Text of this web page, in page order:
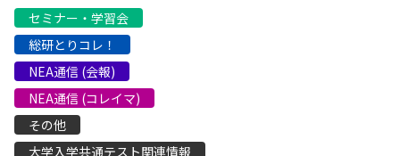
セミナー・学習会
総研とりコレ！
NEA通信 (会報)
NEA通信 (コレイマ)
その他
大学入学共通テスト関連情報